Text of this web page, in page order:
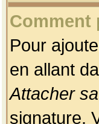
Comment
Pour
en allant
Attacher
signature.